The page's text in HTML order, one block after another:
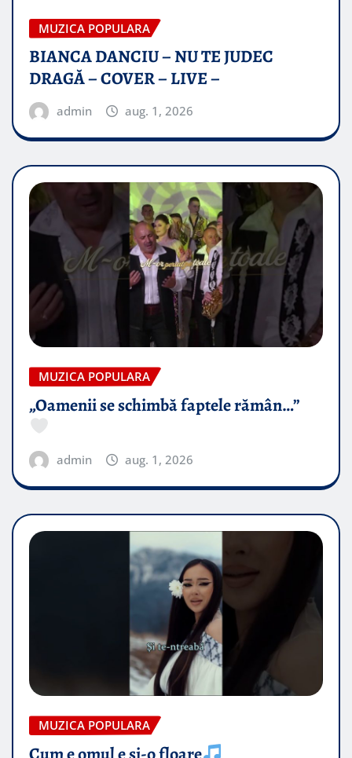
MUZICA POPULARA
BIANCA DANCIU – NU TE JUDEC
DRAGĂ – COVER – LIVE –
admin aug. 1, 2026
MUZICA POPULARA
„Oamenii se schimbă faptele rămân…”
admin aug. 1, 2026
MUZICA POPULARA